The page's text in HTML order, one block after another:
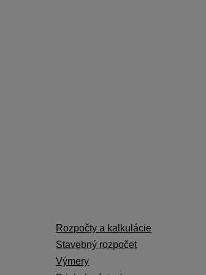
Rozpočty a kalkulácie
Stavebný rozpočet
Výmery